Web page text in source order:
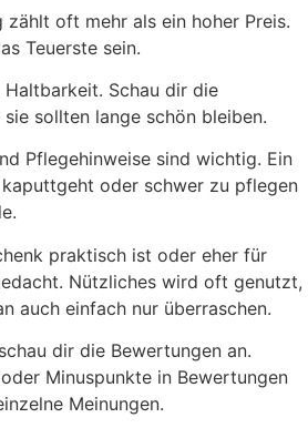
zählt oft mehr als ein hoher Preis.
Teuerste sein.
Schau dir die
sollten lange schön bleiben.
Pflegehinweise sind wichtig. Ein
kaputtgeht oder schwer zu pflegen
praktisch ist oder eher für
Nützliches wird oft genutzt,
auch einfach nur überraschen.
dir die Bewertungen an.
Minuspunkte in Bewertungen
Meinungen.